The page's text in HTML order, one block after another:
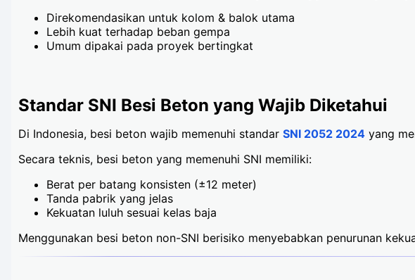
Direkomendasikan untuk kolom & balok utama
Lebih kuat terhadap beban gempa
Umum dipakai pada proyek bertingkat
Standar SNI Besi Beton yang Wajib Diketahui
Di Indonesia, besi beton wajib memenuhi standar SNI 2052 2024 yang
Secara teknis, besi beton yang memenuhi SNI memiliki:
Berat per batang konsisten (±12 meter)
Tanda pabrik yang jelas
Kekuatan luluh sesuai kelas baja
Menggunakan besi beton non-SNI berisiko menyebabkan penurunan